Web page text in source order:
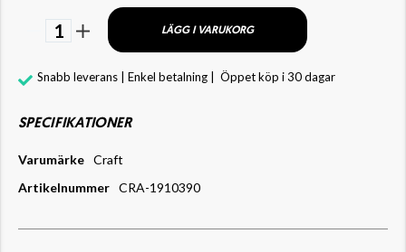
1 LÄGG I VARUKORG
Snabb leverans | Enkel betalning | Öppet köp i 30 dagar
SPECIFIKATIONER
Varumärke Craft
Artikelnummer CRA-1910390